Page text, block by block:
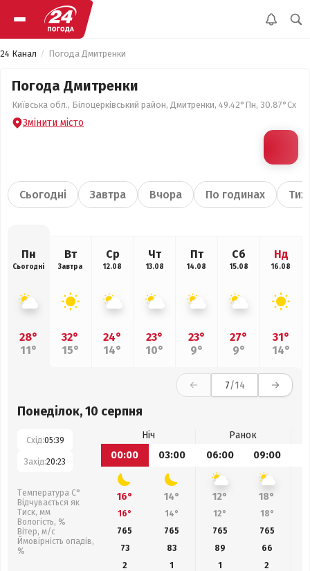
24 Канал Погода Дмитренки
Погода Дмитренки
Київська обл., Білоцерківський район, Дмитренки, 49.42°Пн, 30.87°Сх
Змінити місто
Сьогодні Завтра Вчора По годинах
Пн
Сьогодні
28°
11°
Вт
Завтра
32°
15°
Ср
12.08
24°
14°
Чт
13.08
23°
10°
Пт
14.08
23°
9°
Сб
15.08
27°
9°
Нд
16.08
31°
14°
7/14
Понеділок, 10 серпня
Схід:05:39
Захід:20:23
Температура С°
Відчувається як
Тиск, мм
Вологість, %
Вітер, м/с
Ймовірність опадів,
%
Ніч
Ранок
00:00
03:00 06:00 09:00
16° 14° 12° 18°
16° 14° 12° 18°
765
765 765 765
73
83 89 66
2
1 1
2